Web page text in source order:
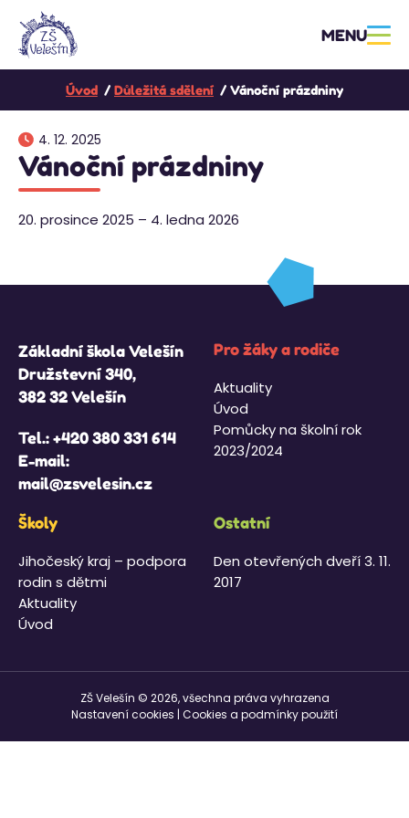
MENU
Úvod Důležitá sdělení Vánoční prázdniny
4. 12. 2025
Vánoční prázdniny
20. prosince 2025 – 4. ledna 2026
Základní škola Velešín
Družstevní 340,
382 32 Velešín
Tel.:+420 380 331 614
E-mail:
mail@zsvelesin.cz
Pro žáky a rodiče
Aktuality
Úvod
Pomůcky na školní rok
2023/2024
Školy
Jihočeský kraj – podpora
rodin s dětmi
Aktuality
Úvod
Ostatní
Den otevřených dveří 3. 11.
2017
ZŠ Velešín © 2026, všechna práva vyhrazena
Nastavení cookies Cookies a podmínky použití